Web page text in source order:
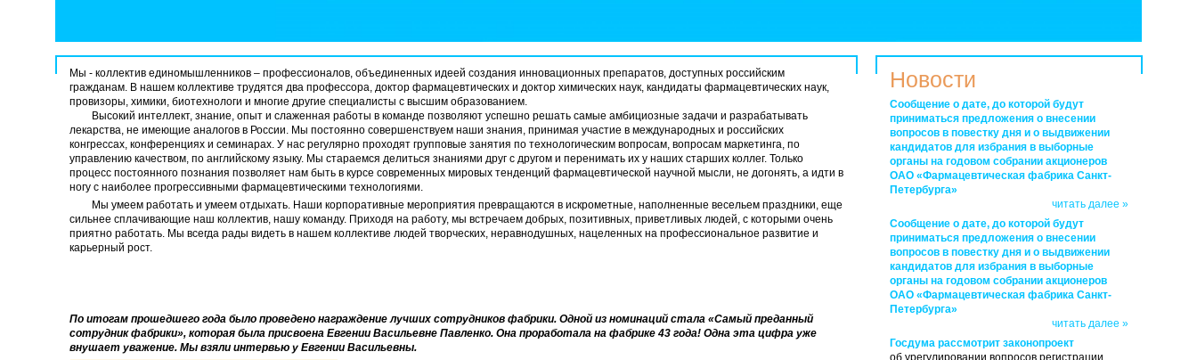
Мы - коллектив единомышленников – профессионалов, объединенных идеей создания инновационных препаратов, доступных российским
гражданам. В нашем коллективе трудятся два профессора, доктор фармацевтических и доктор химических наук, кандидаты фармацевтических наук,
провизоры, химики, биотехнологи и многие другие специалисты с высшим образованием.
Высокий интеллект, знание, опыт и слаженная работы в команде позволяют успешно решать самые амбициозные задачи и разрабатывать
лекарства, не имеющие аналогов в России. Мы постоянно совершенствуем наши знания, принимая участие в международных и российских
конгрессах, конференциях и семинарах. У нас регулярно проходят групповые занятия по технологическим вопросам, вопросам маркетинга, по
управлению качеством, по английскому языку. Мы стараемся делиться знаниями друг с другом и перенимать их у наших старших коллег. Только
процесс постоянного познания позволяет нам быть в курсе современных мировых тенденций фармацевтической научной мысли, не догонять, а идти в
ногу с наиболее прогрессивными фармацевтическими технологиями.
Мы умеем работать и умеем отдыхать. Наши корпоративные мероприятия превращаются в искрометные, наполненные весельем праздники, еще
сильнее сплачивающие наш коллектив, нашу команду. Приходя на работу, мы встречаем добрых, позитивных, приветливых людей, с которыми очень
приятно работать. Мы всегда рады видеть в нашем коллективе людей творческих, неравнодушных, нацеленных на профессиональное развитие и
карьерный рост.
По итогам прошедшего года было проведено награждение лучших сотрудников фабрики. Одной из номинаций стала «Самый преданный
сотрудник фабрики», которая была присвоена Евгении Васильевне Павленко. Она проработала на фабрике 43 года! Одна эта цифра уже
внушает уважение. Мы взяли интервью у Евгении Васильевны.
Новости
Сообщение о дате, до которой будут
приниматься предложения о внесении
вопросов в повестку дня и о выдвижении
кандидатов для избрания в выборные
органы на годовом собрании акционеров
ОАО «Фармацевтическая фабрика Санкт-
Петербурга»
читать далее »
Сообщение о дате, до которой будут
приниматься предложения о внесении
вопросов в повестку дня и о выдвижении
кандидатов для избрания в выборные
органы на годовом собрании акционеров
ОАО «Фармацевтическая фабрика Санкт-
Петербурга»
читать далее »
Госдума рассмотрит законопроект
об урегулировании вопросов регистрации